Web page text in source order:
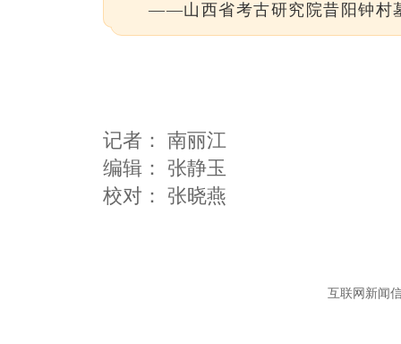
——山西省考古研究院昔阳钟村
记者： 南丽江
编辑： 张静玉
互联网新闻